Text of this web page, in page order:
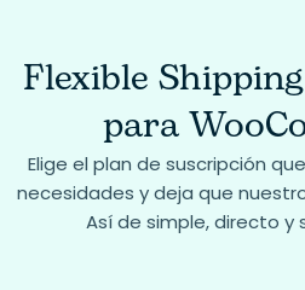
Flexible
para
Elige el plan de suscripción
necesidades y deja que
Así de simple, directo y